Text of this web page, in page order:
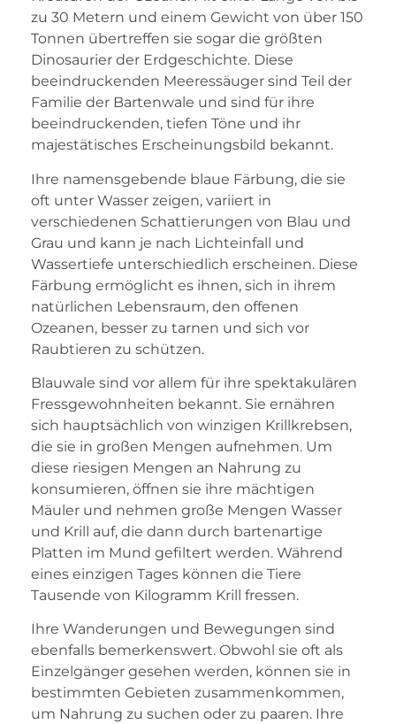
zu 30 Metern und einem Gewicht von über 150
Tonnen übertreffen sie sogar die größten
Dinosaurier der Erdgeschichte. Diese
beeindruckenden Meeressäuger sind Teil der
Familie der Bartenwale und sind für ihre
beeindruckenden, tiefen Töne und ihr
majestätisches Erscheinungsbild bekannt.
Ihre namensgebende blaue Färbung, die sie
oft unter Wasser zeigen, variiert in
verschiedenen Schattierungen von Blau und
Grau und kann je nach Lichteinfall und
Wassertiefe unterschiedlich erscheinen. Diese
Färbung ermöglicht es ihnen, sich in ihrem
natürlichen Lebensraum, den offenen
Ozeanen, besser zu tarnen und sich vor
Raubtieren zu schützen.
Blauwale sind vor allem für ihre spektakulären
Fressgewohnheiten bekannt. Sie ernähren
sich hauptsächlich von winzigen Krillkrebsen,
die sie in großen Mengen aufnehmen. Um
diese riesigen Mengen an Nahrung zu
konsumieren, öffnen sie ihre mächtigen
Mäuler und nehmen große Mengen Wasser
und Krill auf, die dann durch bartenartige
Platten im Mund gefiltert werden. Während
eines einzigen Tages können die Tiere
Tausende von Kilogramm Krill fressen.
Ihre Wanderungen und Bewegungen sind
ebenfalls bemerkenswert. Obwohl sie oft als
Einzelgänger gesehen werden, können sie in
bestimmten Gebieten zusammenkommen,
um Nahrung zu suchen oder zu paaren. Ihre